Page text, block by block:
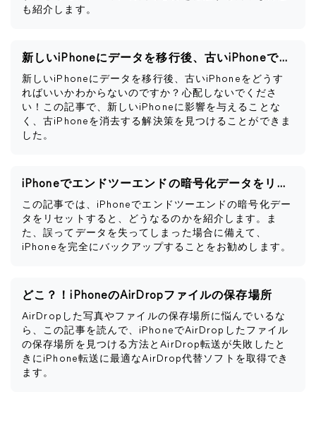
も紹介します。
新しいiPhoneにデータを移行後、古いiPhoneですべきこと
新しいiPhoneにデータを移行後、古いiPhoneをどうす
ればいいかわからないのですか？心配しないでくださ
い！この記事で、新しいiPhoneに影響を与えることな
く、古iPhoneを消去する解決策を見つけることができま
した。
iPhoneでエンドツーエンドの暗号化データをリセットするとどうなるか
この記事では、iPhoneでエンドツーエンドの暗号化デー
タをリセットすると、どうなるのかを紹介します。ま
た、誤ってデータを失ってしまった場合に備えて、
iPhoneを完全にバックアップすることをお勧めします。
どこ？！iPhoneのAirDropファイルの保存場所
AirDropした写真やファイルの保存場所に悩んでいるな
ら、この記事を読んで、iPhoneでAirDropしたファイル
の保存場所を見つける方法とAirDrop転送が失敗したと
きにiPhone転送に最適なAirDrop代替ソフトを取得でき
ます。